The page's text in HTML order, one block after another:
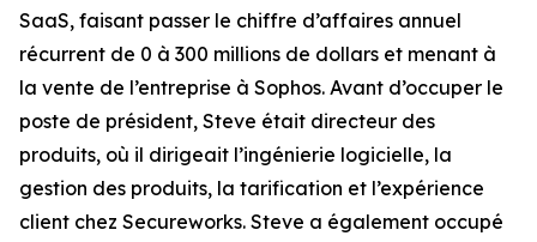
SaaS, faisant passer le chiffre d’affaires annuel
récurrent de 0 à 300 millions de dollars et menant à
la vente de l’entreprise à Sophos. Avant d’occuper le
poste de président, Steve était directeur des
produits, où il dirigeait l’ingénierie logicielle, la
gestion des produits, la tarification et l’expérience
client chez Secureworks. Steve a également occupé